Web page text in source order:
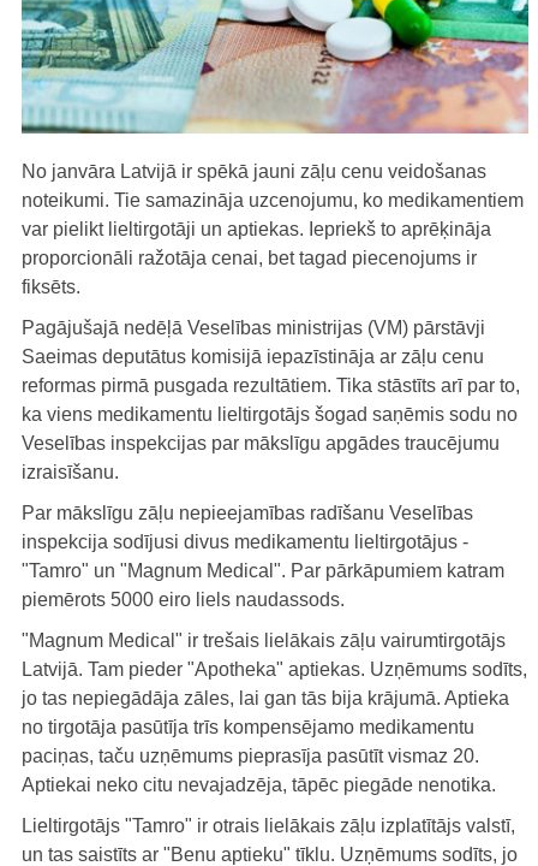
No janvāra Latvijā ir spēkā jauni zāļu cenu veidošanas
noteikumi. Tie samazināja uzcenojumu, ko medikamentiem
var pielikt lieltirgotāji un aptiekas. Iepriekš to aprēķināja
proporcionāli ražotāja cenai, bet tagad piecenojums ir
fiksēts.
Pagājušajā nedēļā Veselības ministrijas (VM) pārstāvji
Saeimas deputātus komisijā iepazīstināja ar zāļu cenu
reformas pirmā pusgada rezultātiem. Tika stāstīts arī par to,
ka viens medikamentu lieltirgotājs šogad saņēmis sodu no
Veselības inspekcijas par mākslīgu apgādes traucējumu
izraisīšanu.
Par mākslīgu zāļu nepieejamības radīšanu Veselības
inspekcija sodījusi divus medikamentu lieltirgotājus -
"Tamro" un "Magnum Medical". Par pārkāpumiem katram
piemērots 5000 eiro liels naudassods.
"Magnum Medical" ir trešais lielākais zāļu vairumtirgotājs
Latvijā. Tam pieder "Apotheka" aptiekas. Uzņēmums sodīts,
jo tas nepiegādāja zāles, lai gan tās bija krājumā. Aptieka
no tirgotāja pasūtīja trīs kompensējamo medikamentu
paciņas, taču uzņēmums pieprasīja pasūtīt vismaz 20.
Aptiekai neko citu nevajadzēja, tāpēc piegāde nenotika.
Lieltirgotājs "Tamro" ir otrais lielākais zāļu izplatītājs valstī,
un tas saistīts ar "Benu aptieku" tīklu. Uzņēmums sodīts, jo